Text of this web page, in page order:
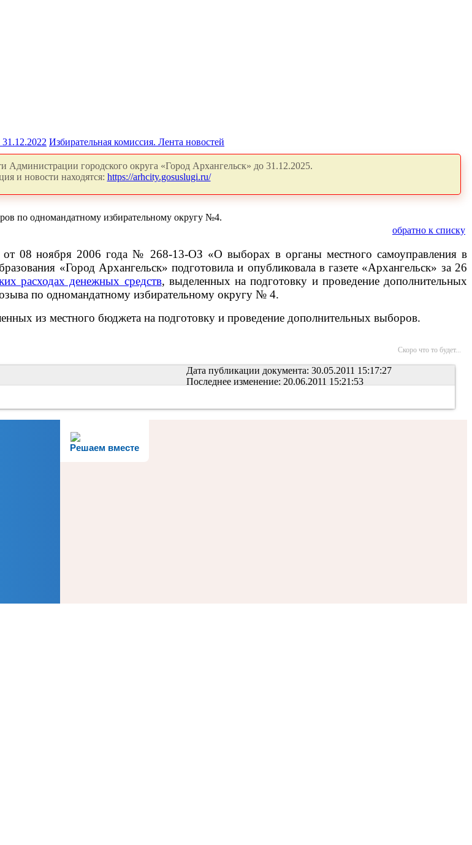
Избирательная комиссия. Лента новостей
Администрации городского округа «Город Архангельск» до 31.12.2025.
и новости находятся: https://arhcity.gosuslugi.ru/
по одномандатному избирательному округу №4.
обратно к списку
от 08 ноября 2006 года № 268-13-ОЗ «О выборах в органы местного самоуправления в
«Город Архангельск» подготовила и опубликовала в газете «Архангельск» за 26
расходах денежных средств, выделенных на подготовку и проведение дополнительных
по одномандатному избирательному округу № 4.
из местного бюджета на подготовку и проведение дополнительных выборов.
Скоро что то будет...
Дата публикации документа: 30.05.2011 15:17:27
Последнее изменение: 20.06.2011 15:21:53
Решаем вместе